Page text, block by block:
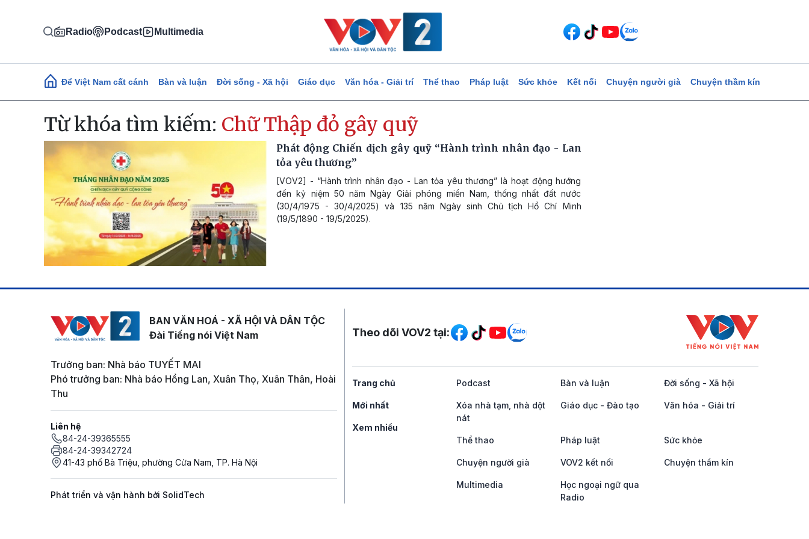
Radio Podcast Multimedia
Main navigation
Để Việt Nam cất cánh Bàn và luận Đời sống - Xã hội Giáo dục Văn hóa - Giải trí Thể thao Pháp luật Sức khỏe Kết nối Chuyện người già Chuyện thầm kín
Từ khóa tìm kiếm: Chữ Thập đỏ gây quỹ
Phát động Chiến dịch gây quỹ “Hành trình nhân đạo - Lan
tỏa yêu thương”
[VOV2] - “Hành trình nhân đạo - Lan tỏa yêu thương” là hoạt động hướng
đến kỷ niệm 50 năm Ngày Giải phóng miền Nam, thống nhất đất nước
(30/4/1975 - 30/4/2025) và 135 năm Ngày sinh Chủ tịch Hồ Chí Minh
(19/5/1890 - 19/5/2025).
BAN VĂN HOÁ - XÃ HỘI VÀ DÂN TỘC
Đài Tiếng nói Việt Nam
Trưởng ban: Nhà báo TUYẾT MAI
Phó trưởng ban: Nhà báo Hồng Lan, Xuân Thọ, Xuân Thân, Hoài
Thu
Liên hệ
84-24-39365555
84-24-39342724
41-43 phố Bà Triệu, phường Cửa Nam, TP. Hà Nội
Phát triển và vận hành bởi SolidTech
Mạng xã hội
Theo dõi VOV2 tại:
Trang chủ
Mới nhất
Xem nhiều
Podcast Bàn và luận Đời sống - Xã hội
Xóa nhà tạm, nhà dột
nát
Giáo dục - Đào tạo Văn hóa - Giải trí
Thể thao Pháp luật Sức khỏe
Chuyện người già VOV2 kết nối Chuyện thầm kín
Multimedia
Học ngoại ngữ qua
Radio